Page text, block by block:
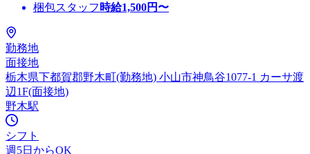
梱包スタッフ 時給1,500円〜
勤務地
面接地
栃木県下都賀郡野木町(勤務地) 小山市神鳥谷1077-1 カーサ渡
辺1F(面接地)
野木駅
シフト
週5日からOK